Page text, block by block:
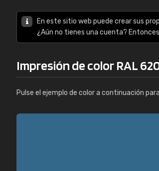
En este sitio web puede crear sus
¿Aún no tienes una cuenta?
Impresión de color RAL
Pulse el ejemplo de color a continuación